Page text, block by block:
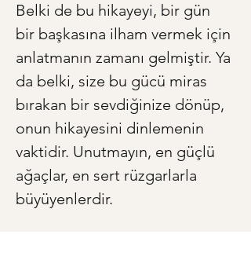
Belki de bu hikayeyi, bir gün
bir başkasına ilham vermek için
anlatmanın zamanı gelmiştir. Ya
da belki, size bu gücü miras
bırakan bir sevdiğinize dönüp,
onun hikayesini dinlemenin
vaktidir. Unutmayın, en güçlü
ağaçlar, en sert rüzgarlarla
büyüyenlerdir.